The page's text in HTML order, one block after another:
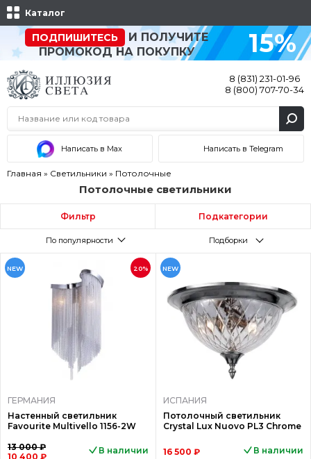
Каталог
ПОДПИШИТЕСЬ
И ПОЛУЧИТЕ
ПРОМОКОД НА ПОКУПКУ
15%
8 (831) 231-01-96
8 (800) 707-70-34
Написать в Max Написать в Telegram
Главная » Светильники » Потолочные
Потолочные светильники
Фильтр Подкатегории
По популярности Подборки
NEW 20%
ГЕРМАНИЯ
Настенный светильник
Favourite Multivello 1156-2W
13 000 ₽
10 400 ₽
В наличии
NEW
ИСПАНИЯ
Потолочный светильник
Crystal Lux Nuovo PL3 Chrome
16 500 ₽ В наличии